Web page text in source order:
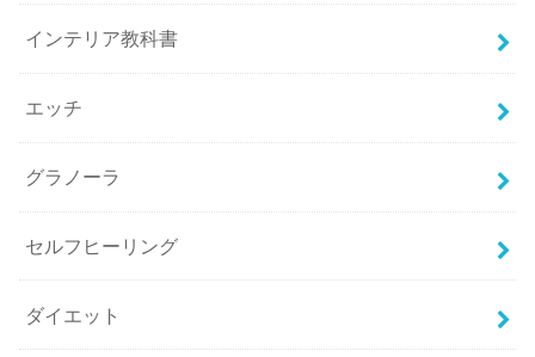
インテリア教科書
エッチ
グラノーラ
セルフヒーリング
ダイエット